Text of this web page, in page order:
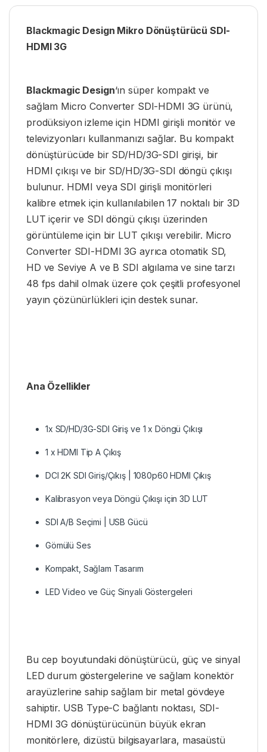
Blackmagic Design Mikro Dönüştürücü SDI-
HDMI 3G
Blackmagic Design‘ın süper kompakt ve
sağlam Micro Converter SDI-HDMI 3G ürünü,
prodüksiyon izleme için HDMI girişli monitör ve
televizyonları kullanmanızı sağlar. Bu kompakt
dönüştürücüde bir SD/HD/3G-SDI girişi, bir
HDMI çıkışı ve bir SD/HD/3G-SDI döngü çıkışı
bulunur. HDMI veya SDI girişli monitörleri
kalibre etmek için kullanılabilen 17 noktalı bir 3D
LUT içerir ve SDI döngü çıkışı üzerinden
görüntüleme için bir LUT çıkışı verebilir. Micro
Converter SDI-HDMI 3G ayrıca otomatik SD,
HD ve Seviye A ve B SDI algılama ve sine tarzı
48 fps dahil olmak üzere çok çeşitli profesyonel
yayın çözünürlükleri için destek sunar.
Ana Özellikler
1x SD/HD/3G-SDI Giriş ve 1 x Döngü Çıkışı
1 x HDMI Tip A Çıkış
DCI 2K SDI Giriş/Çıkış | 1080p60 HDMI Çıkış
Kalibrasyon veya Döngü Çıkışı için 3D LUT
SDI A/B Seçimi | USB Gücü
Gömülü Ses
Kompakt, Sağlam Tasarım
LED Video ve Güç Sinyali Göstergeleri
Bu cep boyutundaki dönüştürücü, güç ve sinyal
LED durum göstergelerine ve sağlam konektör
arayüzlerine sahip sağlam bir metal gövdeye
sahiptir. USB Type-C bağlantı noktası, SDI-
HDMI 3G dönüştürücünün büyük ekran
monitörlere, dizüstü bilgisayarlara, masaüstü